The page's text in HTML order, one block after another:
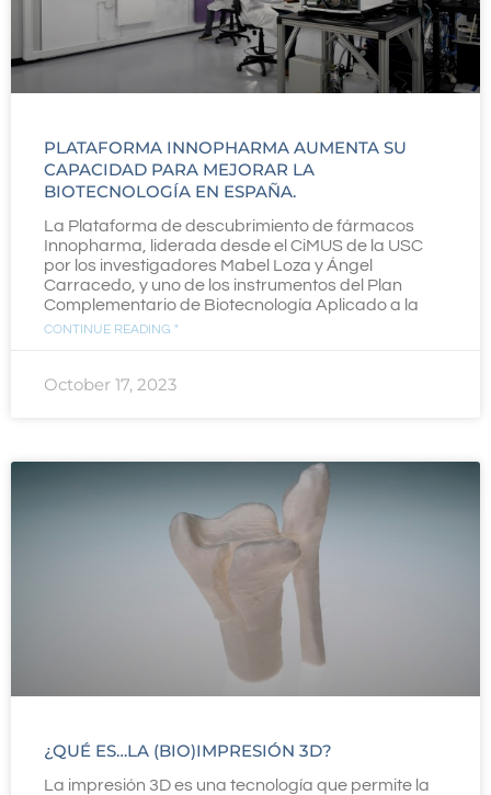
PLATAFORMA INNOPHARMA AUMENTA SU
CAPACIDAD PARA MEJORAR LA
BIOTECNOLOGÍA EN ESPAÑA.
La Plataforma de descubrimiento de fármacos
Innopharma, liderada desde el CiMUS de la USC
por los investigadores Mabel Loza y Ángel
Carracedo, y uno de los instrumentos del Plan
Complementario de Biotecnología Aplicado a la
CONTINUE READING "
October 17, 2023
¿QUÉ ES…LA (BIO)IMPRESIÓN 3D?
La impresión 3D es una tecnología que permite la